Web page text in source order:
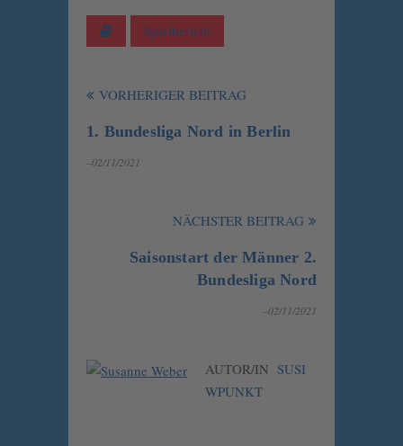
Spielbericht
VORHERIGER BEITRAG
1. Bundesliga Nord in Berlin
–02/11/2021
NÄCHSTER BEITRAG
Saisonstart der Männer 2.
Bundesliga Nord
–02/11/2021
AUTOR/IN SUSI
WPUNKT